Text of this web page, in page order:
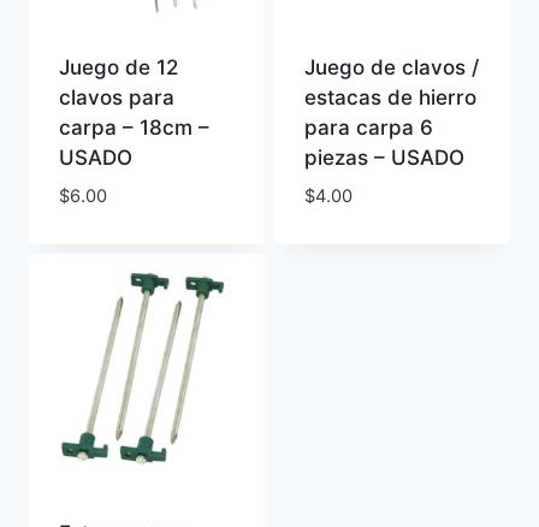
Juego de 12
clavos para
carpa – 18cm –
USADO
$6.00
Juego de clavos /
estacas de hierro
para carpa 6
piezas – USADO
$4.00